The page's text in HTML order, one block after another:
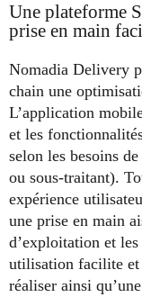
Une plateforme
prise en main
Nomadia Delivery
chain une
L’application
et les
selon les besoins
ou sous-traitant).
expérience
une prise en main
d’exploitation et
utilisation facilite et
réaliser ainsi